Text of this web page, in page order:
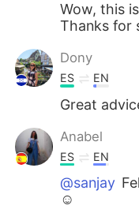
Wow, this
Thanks for
Dony
ES EN
Great
Anabel
ES EN
@sanjay
☺️